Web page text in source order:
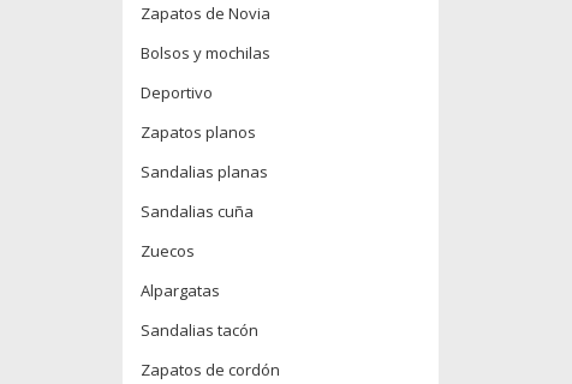
Zapatos de Novia
Bolsos y mochilas
Deportivo
Zapatos planos
Sandalias planas
Sandalias cuña
Zuecos
Alpargatas
Sandalias tacón
Zapatos de cordón